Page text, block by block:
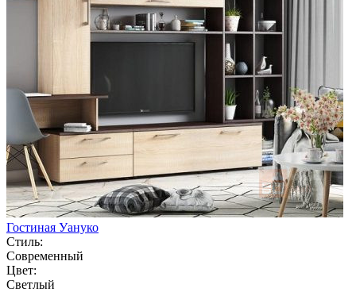
Гостиная Уануко
Стиль:
Современный
Цвет:
Светлый